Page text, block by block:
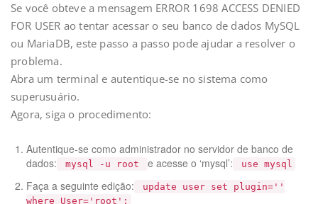
Se você obteve a mensagem ERROR 1698 ACCESS DENIED
FOR USER ao tentar acessar o seu banco de dados MySQL
ou MariaDB, este passo a passo pode ajudar a resolver o
problema.
Abra um terminal e autentique-se no sistema como
superusuário.
Agora, siga o procedimento:
Autentique-se como administrador no servidor de banco de
dados:
mysql -u root e acesse o ‘mysql’: use mysql
Faça a seguinte edição:
update user set plugin=''
where User='root';